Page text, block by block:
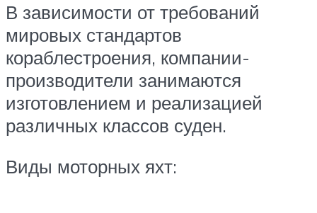
В зависимости от требований
мировых стандартов
кораблестроения, компании-
производители занимаются
изготовлением и реализацией
различных классов суден.
Виды моторных яхт: